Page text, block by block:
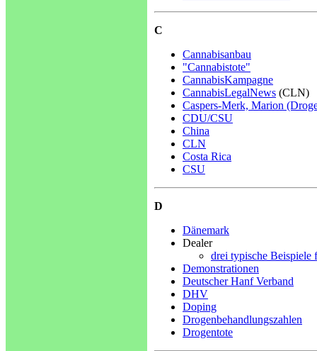
C
Cannabisanbau
"Cannabistote"
CannabisKampagne
CannabisLegalNews (CLN)
Caspers-Merk, Marion
CDU/CSU
China
CLN
Costa Rica
CSU
D
Dänemark
Dealer
drei typische Beispiele
Demonstrationen
Deutscher Hanf Verband
DHV
Doping
Drogenbehandlungszahlen
Drogentote